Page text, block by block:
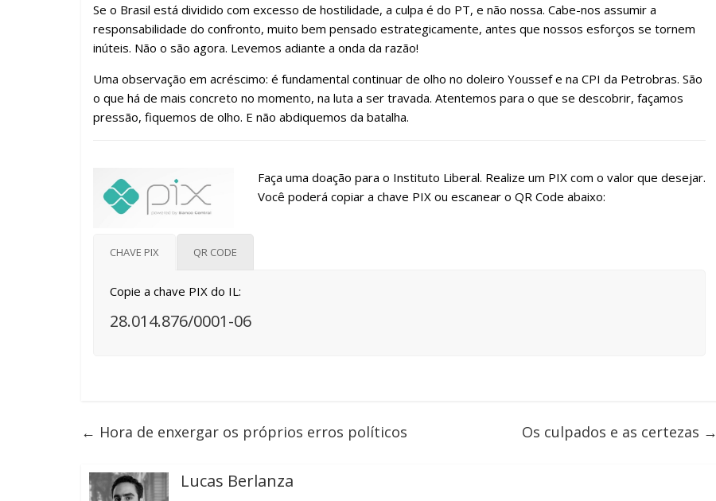
Se o Brasil está dividido com excesso de hostilidade, a culpa é do PT, e não nossa. Cabe-nos assumir a
responsabilidade do confronto, muito bem pensado estrategicamente, antes que nossos esforços se tornem
inúteis. Não o são agora. Levemos adiante a onda da razão!
Uma observação em acréscimo: é fundamental continuar de olho no doleiro Youssef e na CPI da Petrobras. São
o que há de mais concreto no momento, na luta a ser travada. Atentemos para o que se descobrir, façamos
pressão, fiquemos de olho. E não abdiquemos da batalha.
Faça uma doação para o Instituto Liberal. Realize um PIX com o valor que desejar.
Você poderá copiar a chave PIX ou escanear o QR Code abaixo:
CHAVE PIX QR CODE
Copie a chave PIX do IL:
28.014.876/0001-06
← Hora de enxergar os próprios erros políticos Os culpados e as certezas →
Lucas Berlanza